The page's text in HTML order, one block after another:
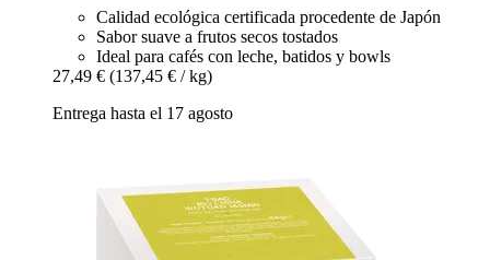
Calidad ecológica certificada procedente de Japón
Sabor suave a frutos secos tostados
Ideal para cafés con leche, batidos y bowls
27,49 € (137,45 € / kg)
Entrega hasta el 17 agosto